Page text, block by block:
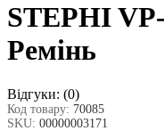
STEPHI
Ремінь
Відгуки: (0)
Код товару: 70085
SKU: 00000003171